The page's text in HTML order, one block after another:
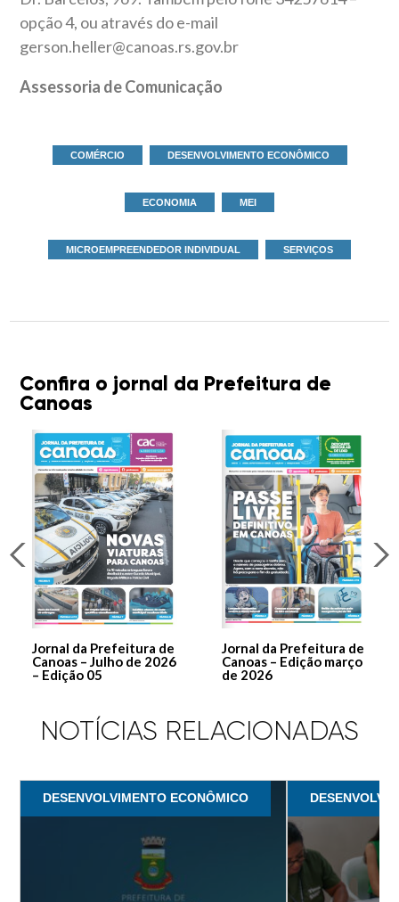
opção 4, ou através do e-mail
gerson.heller@canoas.rs.gov.br
Assessoria de Comunicação
COMÉRCIO DESENVOLVIMENTO ECONÔMICO
ECONOMIA MEI
MICROEMPREENDEDOR INDIVIDUAL SERVIÇOS
Confira o jornal da Prefeitura de
Canoas
Jornal da Prefeitura de
Canoas – Julho de 2026
– Edição 05
Jornal da Prefeitura de
Canoas – Edição março
de 2026
NOTÍCIAS RELACIONADAS
DESENVOLVIMENTO ECONÔMICO